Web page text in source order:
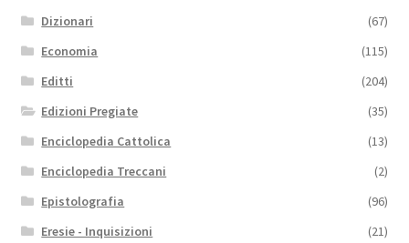
Dizionari
(67)
Economia
(115)
Editti
(204)
Edizioni Pregiate
(35)
Enciclopedia Cattolica
(13)
Enciclopedia Treccani
(2)
Epistolografia
(96)
Eresie - Inquisizioni
(21)